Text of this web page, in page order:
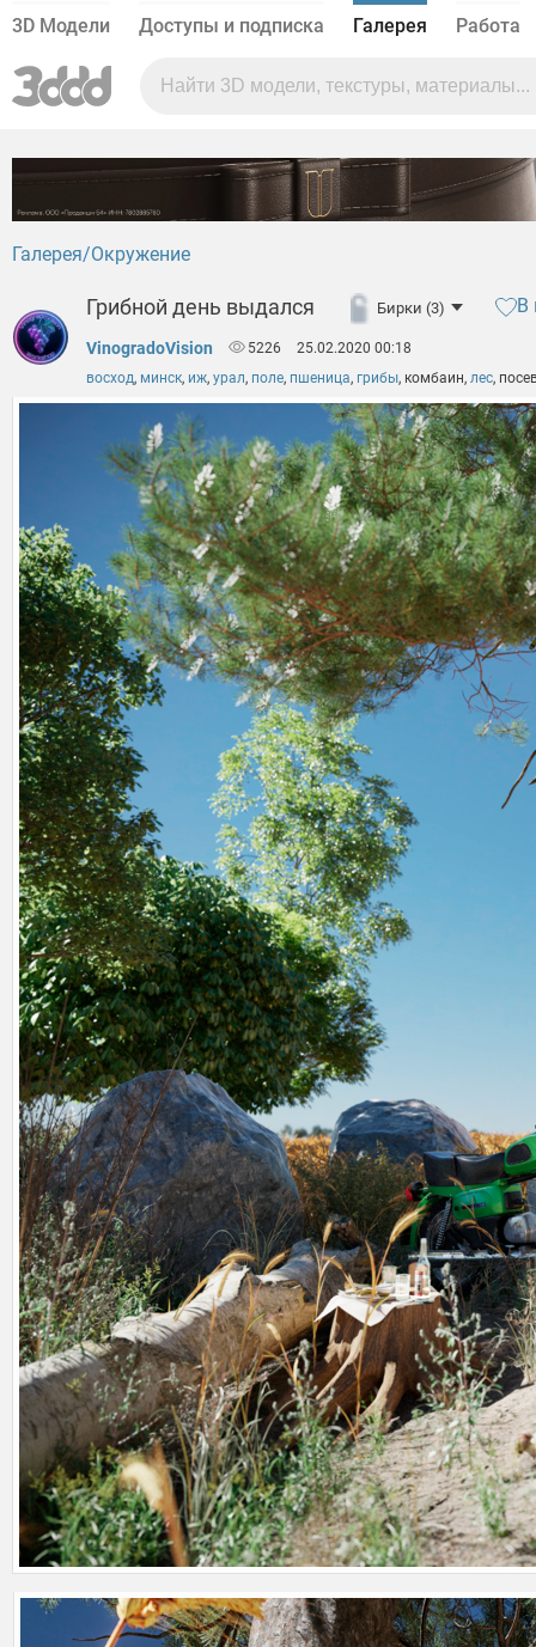
3D Модели Доступы и подписка Галерея Работа
Галерея Окружение
Грибной день выдался Бирки (3) В
VinogradoVision 5226
25.02.2020 00:18
восход, минск, иж, урал, поле, пшеница, грибы, комбаин, лес,